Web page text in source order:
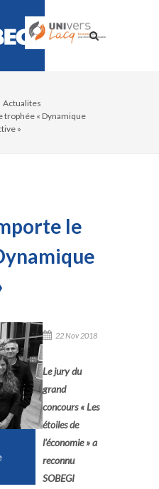
Actualites
trophée « Dynamique
»
le
22 Nov 2018
Le jury du
grand
concours « Les
étoiles de
l’économie » a
reconnu
SOBEGI